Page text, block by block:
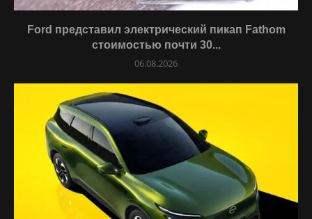
Ford представил электрический пикап Fathom
стоимостью почти 30...
06.08.2026